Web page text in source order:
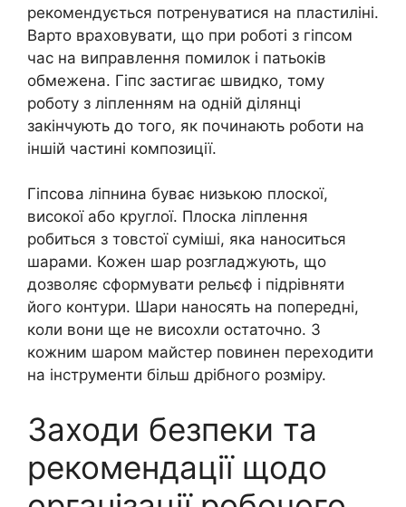
рекомендується потренуватися на пластиліні.
Варто враховувати, що при роботі з гіпсом
час на виправлення помилок і патьоків
обмежена. Гіпс застигає швидко, тому
роботу з ліпленням на одній ділянці
закінчують до того, як починають роботи на
іншій частині композиції.
Гіпсова ліпнина буває низькою плоскої,
високої або круглої. Плоска ліплення
робиться з товстої суміші, яка наноситься
шарами. Кожен шар розгладжують, що
дозволяє сформувати рельєф і підрівняти
його контури. Шари наносять на попередні,
коли вони ще не висохли остаточно. З
кожним шаром майстер повинен переходити
на інструменти більш дрібного розміру.
Заходи безпеки та
рекомендації щодо